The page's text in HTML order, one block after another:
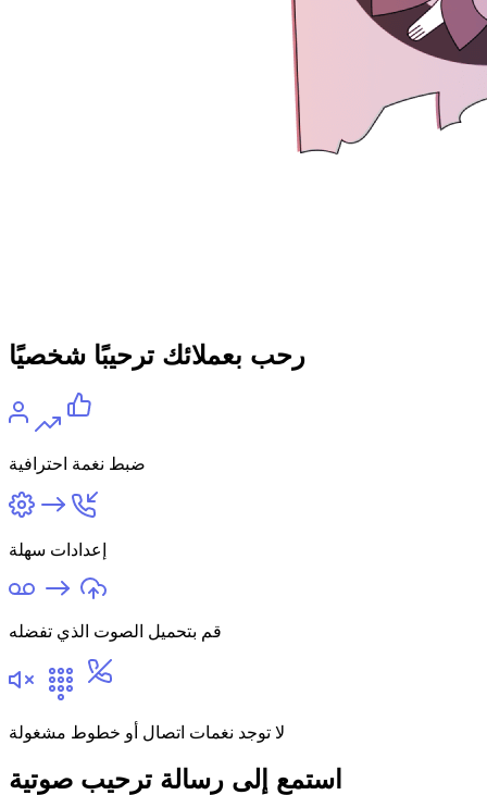
رحب بعملائك ترحيبًا شخصيًا
ضبط نغمة احترافية
إعدادات سهلة
قم بتحميل الصوت الذي تفضله
لا توجد نغمات اتصال أو خطوط مشغولة
استمع إلى رسالة ترحيب صوتية